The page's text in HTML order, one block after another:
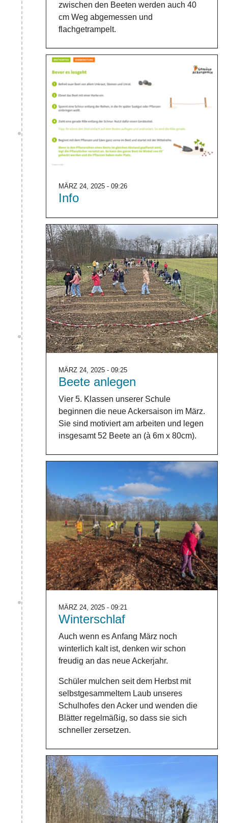
zwischen den Beeten werden auch 40
cm Weg abgemessen und
flachgetrampelt.
MÄRZ 24, 2025 - 09:26
Info
MÄRZ 24, 2025 - 09:25
Beete anlegen
Vier 5. Klassen unserer Schule
beginnen die neue Ackersaison im März.
Sie sind motiviert am arbeiten und legen
insgesamt 52 Beete an (à 6m x 80cm).
MÄRZ 24, 2025 - 09:21
Winterschlaf
Auch wenn es Anfang März noch
winterlich kalt ist, denken wir schon
freudig an das neue Ackerjahr.
Schüler mulchen seit dem Herbst mit
selbstgesammeltem Laub unseres
Schulhofes den Acker und wenden die
Blätter regelmäßig, so dass sie sich
schneller zersetzen.